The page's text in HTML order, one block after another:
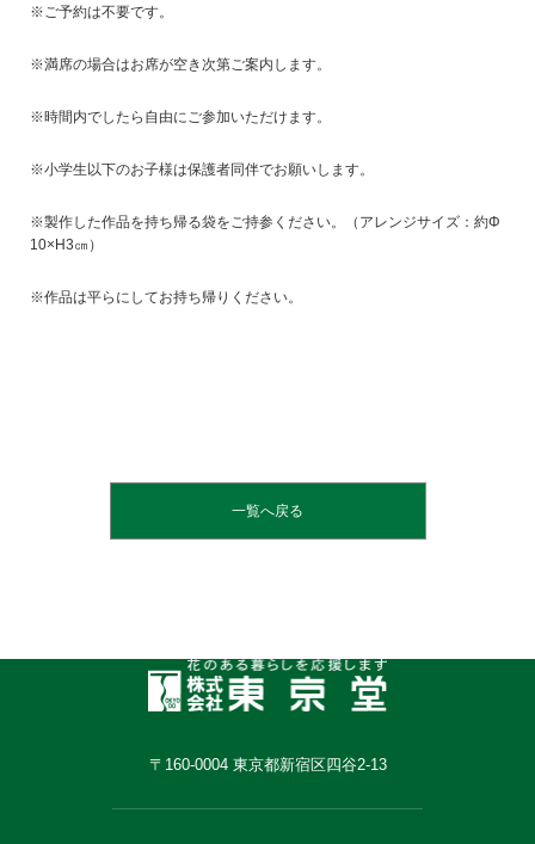
※ご予約は不要です。
※満席の場合はお席が空き次第ご案内します。
※時間内でしたら自由にご参加いただけます。
※小学生以下のお子様は保護者同伴でお願いします。
※製作した作品を持ち帰る袋をご持参ください。（アレンジサイズ：約Φ
10×H3㎝）
※作品は平らにしてお持ち帰りください。
一覧へ戻る
〒160-0004 東京都新宿区四谷2-13